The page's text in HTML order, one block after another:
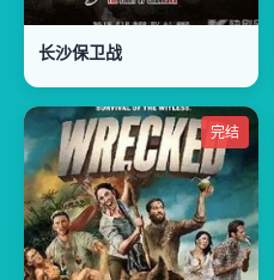
长沙保卫战
完结